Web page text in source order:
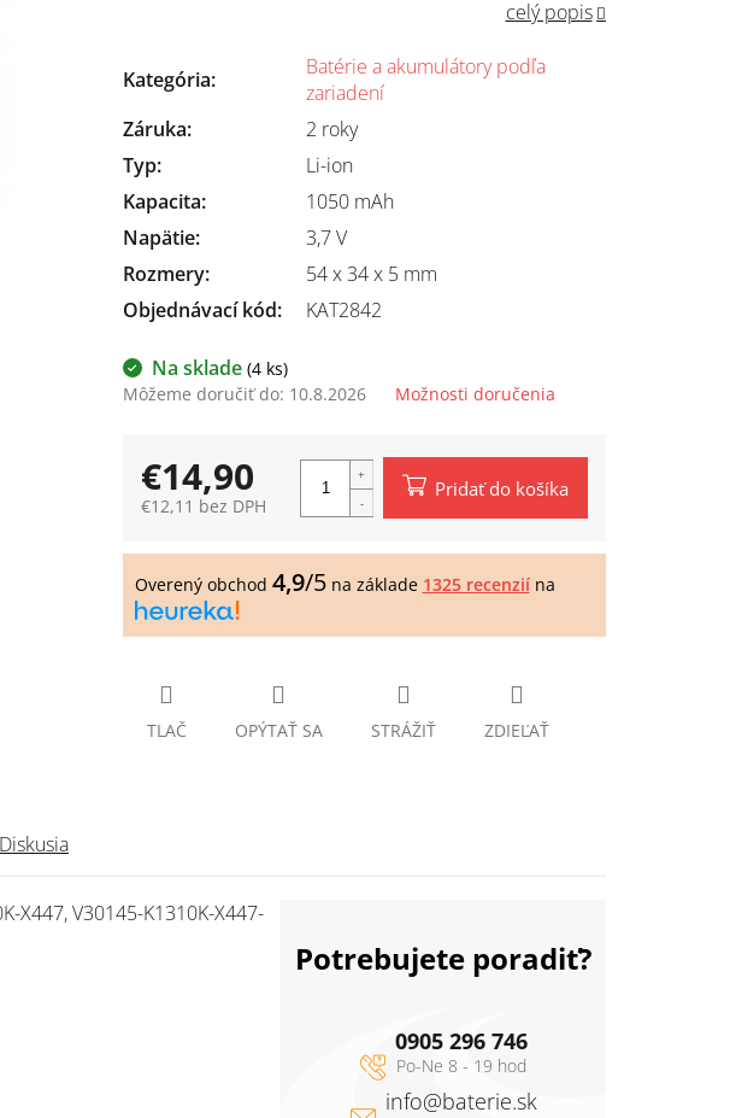
Na sklade (4 ks)
Môžeme doručiť do: 10.8.2026 Možnosti doručenia
celý popis
TLAČ OPÝTAŤ SA STRÁŽIŤ ZDIEĽAŤ
Kategória:
Batérie a akumulátory podľa
zariadení
Záruka:
2 roky
Typ:
Li-ion
Kapacita:
1050 mAh
Napätie:
3,7 V
Rozmery:
54 x 34 x 5 mm
Objednávací kód:
KAT2842
€14,90
€12,11 bez DPH
cena:
Pridať do košíka
Overený obchod 4,9/5na základe 1325 recenziína
Diskusia
X447, V30145-K1310K-X447-
Potrebujete poradiť?
info@baterie.sk
0905 296 746